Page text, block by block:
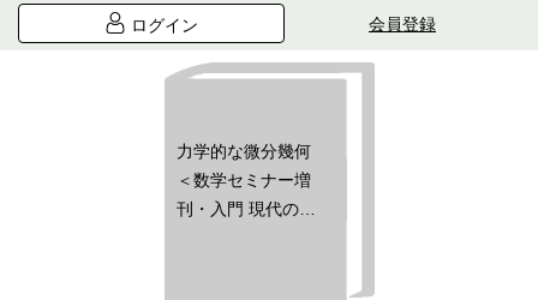
ログイン 会員登録
力学的な微分幾何
＜数学セミナー増
刊・入門 現代の数